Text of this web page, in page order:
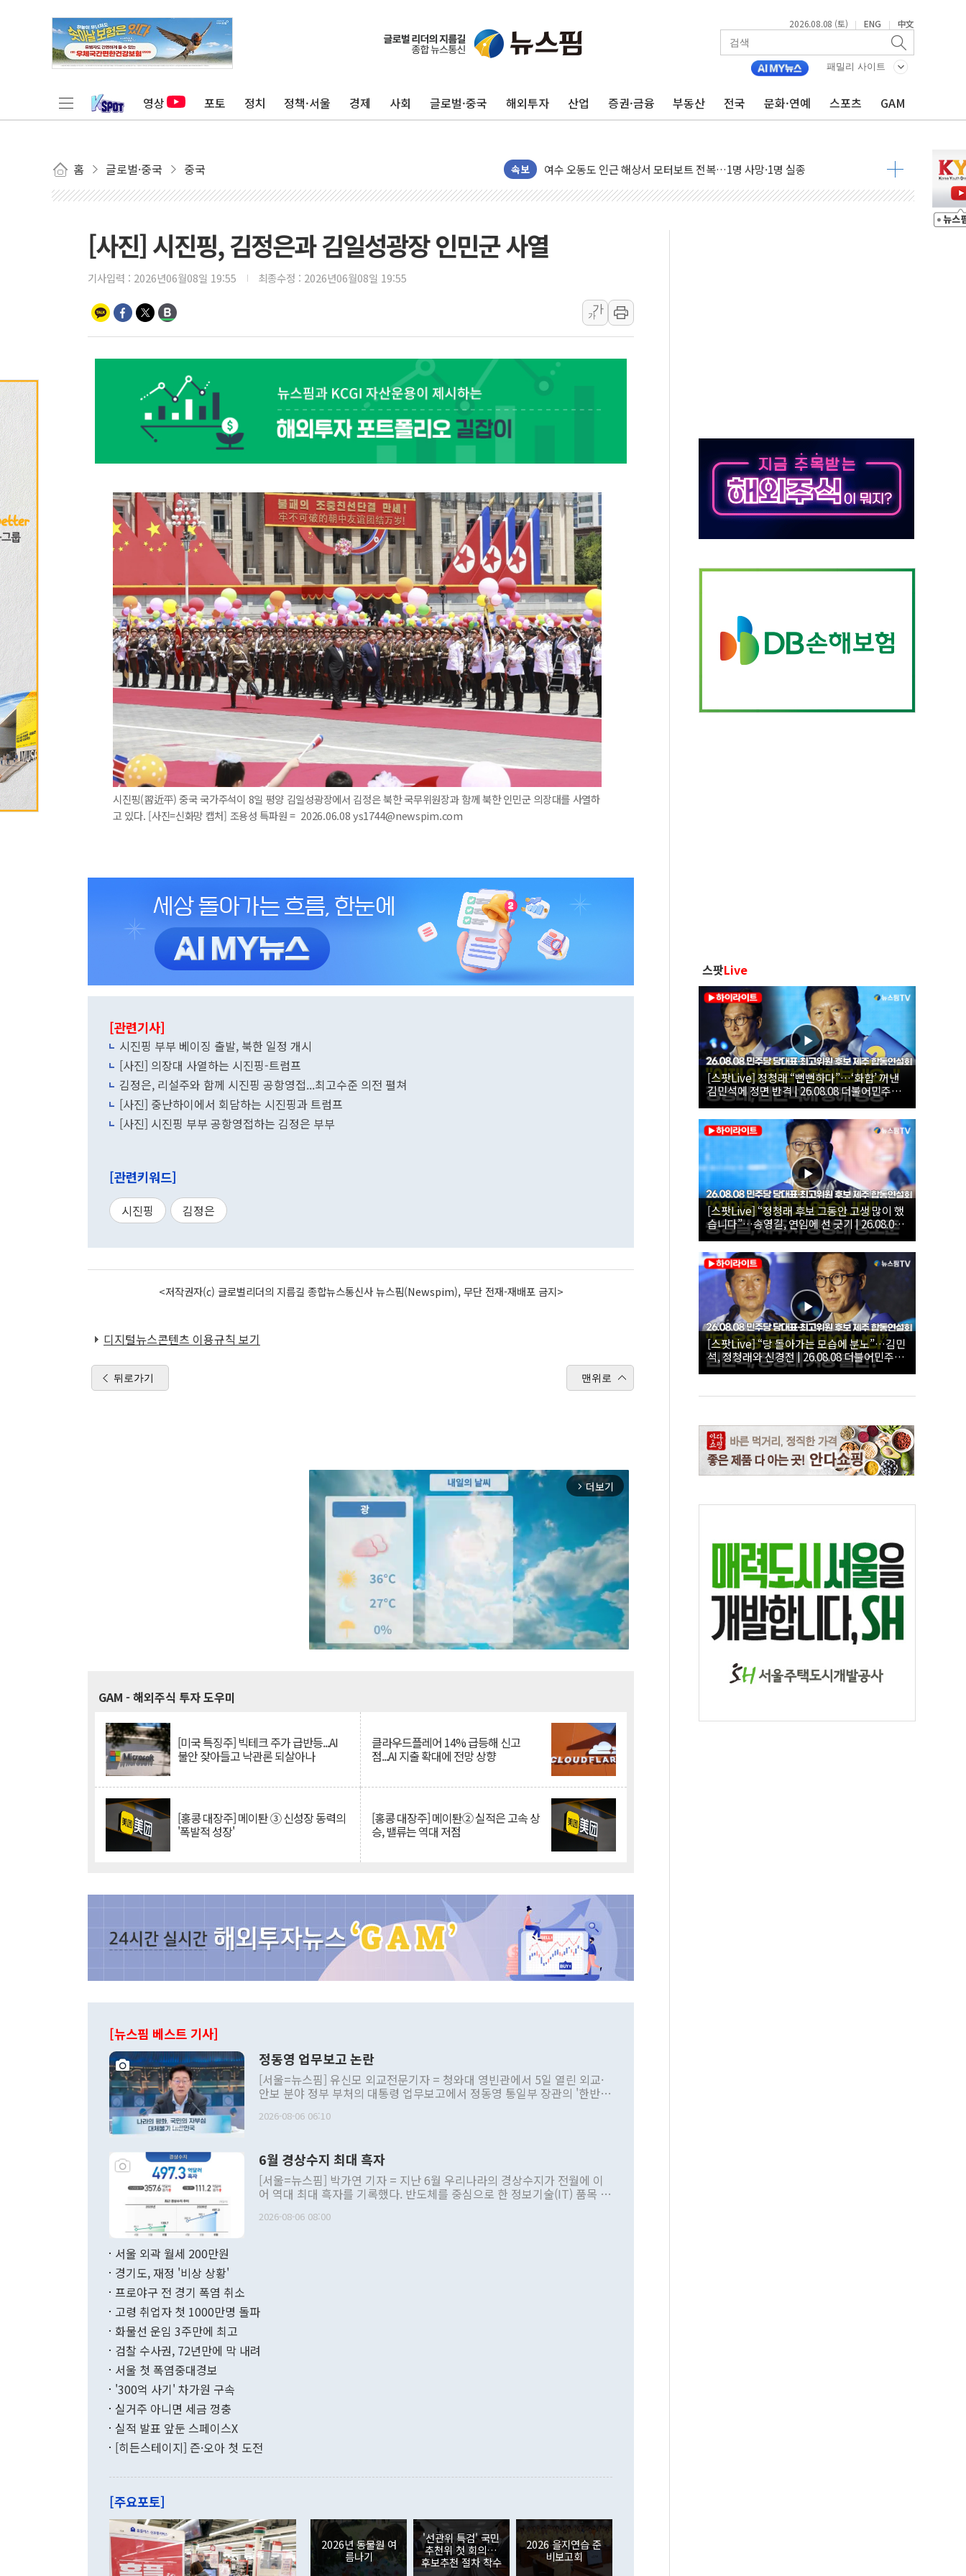
2026.08.08 (토) | ENG | 中文
패밀리 사이트
영상 포토 정치 정책·서울 경제 사회 글로벌·중국 해외투자 산업 증권·금융 부동산 전국 문화·연예 스포츠 GAM
홈 글로벌·중국 중국 속보
서울 중랑구 주택가서 흉기 난동…60대 남성 2명 숨져
여수 오동도 인근 해상서 모터보트 전복…1명 사망·1명 실종
추미애, '위안부' 피해자 기림의 날 참석..."국제적 시민 연대로 목소리 내야"
인천서 말다툼 중 어머니 흉기 살해 10대 아들 체포
'화합' 꺼낸 김민석에 '뻔뻔' 받아친 정청래…제주 연설서 신경전 고조
동해중부 전 해상 풍랑주의보…10일까지 최대 3.5m 높은 물결
연일 폭염에 온열질환 사망 23명…정부, 비상대응기구 가동
中 전방위 아파트 부양, 수도 베이징도 부동산 규제 철폐
인제 용대리 계곡서 수위 상승으로 피서객 7명 고립…전원 구조
동해시, 11~14일 '별똥별 멍' 운영…페르세우스 유성우 관측
강원 중·남부 동해안 시간당 50mm 이상 폭우…호우경보 발효
폭염에 車 운전면허 기능시험 오전 집중 편성…체감온도 38도 넘으면 중단
李대통령, 'ISA·주가누르기 방지법' 전면 재검토 지시
'호우 특보' 경북 울진 시간당 20~30mm 강한 비...가뭄 해소될 듯
주말 무더위·열대야 지속…내륙 곳곳 소나기
오세훈 "용산공원 주택 검토, 민주당 스스로 원칙 뒤집는 것"
[사진] 시진핑, 김정은과 김일성광장 인민군 사열
기사입력 : 2026년06월08일 19:55 최종수정 : 2026년06월08일 19:55
가
가
시진핑(習近平) 중국 국가주석이 8일 평양 김일성광장에서 김정은 북한 국무위원장과 함께 북한 인민군 의장대를 사열하
고 있다. [사진=신화망 캡처] 조용성 특파원 = 2026.06.08 ys1744@newspim.com
[관련기사]
시진핑 부부 베이징 출발, 북한 일정 개시
[사진] 의장대 사열하는 시진핑-트럼프
김정은, 리설주와 함께 시진핑 공항영접...최고수준 의전 펼쳐
[사진] 중난하이에서 회담하는 시진핑과 트럼프
[사진] 시진핑 부부 공항영접하는 김정은 부부
[관련키워드]
시진핑 김정은
<저작권자(c) 글로벌리더의 지름길 종합뉴스통신사 뉴스핌(Newspim), 무단 전재-재배포 금지>
디지털뉴스콘텐츠 이용규칙 보기
뒤로가기 맨위로
arrow_forward_ios 더보기
GAM - 해외주식 투자 도우미
[미국 특징주] 빅테크 주가 급반등...AI
불안 잦아들고 낙관론 되살아나
클라우드플레어 14% 급등해 신고
점...AI 지출 확대에 전망 상향
[홍콩 대장주] 메이퇀 ③ 신성장 동력의
'폭발적 성장'
[홍콩 대장주] 메이퇀② 실적은 고속 상
승, 밸류는 역대 저점
[뉴스핌 베스트 기사]
정동영 업무보고 논란
[서울=뉴스핌] 유신모 외교전문기자 = 청와대 영빈관에서 5일 열린 외교·
안보 분야 정부 부처의 대통령 업무보고에서 정동영 통일부 장관의 '한반도
발언 중에는 정부 내 조율을 거치지 않은 사안을 정책으로 추진하겠다고 공
주의적 희망에 근거한 비현실적 구상'이라는 비판을 내놨다. 그동안 정 장
관의 대북 정책 관련 발언이 물의를 빚은 적은 여러 번 있지만 대통령과 유
관 부처 장관이 공개적으로 부정적 입장을 표명한 것은 이례적이다. 정 장
관의 무리한 대북 접근법과 월권을 제어해야 한다는 목소리도 높아지고 있
다. [정동영 통일부 장관이 지난달 23일 오후 서울 종로구 정부서울청사에
무너졌다고도 했다. 또 "현 시점에서 흘러간 선(先)비핵화만 되뇌는 것은
함께 4자 대화의 동력을 확보하기 위해 최선을 다할 것"이라고 말했다. 하
"우리의 선의대로 하는 게 과연 한반도의 평화와 안정에 플러스냐, 결론적
관은 업무보고 사후 브리핑에서 정 장관이 언급한 '4자 회담'에 대해 "이상
이 9월 러시아 블라디보스토크에서 열리는 '동방경제포럼(EEF)'을 언급하
며 "정부 차원에서 (참석을) 검토하고 있다"고 발언한 데 대해서도 조 장관
은 "그것은 외교부의 몫"이라며 "아직 거기까지 진도가 나가지 않았다"고
잘랐다. 정 장관이 이날 소개한 대북 구상과 설명은 정부 내 조율을 거치지
않았다는 점에서 문제가 있다. 특히 주적 표현 대체와 국호 사용, 9·19 군
2026-08-06 06:10
6월 경상수지 최대 흑자
[서울=뉴스핌] 박가연 기자 = 지난 6월 우리나라의 경상수지가 전월에 이
어 역대 최대 흑자를 기록했다. 반도체를 중심으로 한 정보기술(IT) 품목 수
료=한국은행] 한국은행이 6일 발표한 '2026년 6월 국제수지(잠정)'에 따르
며 월간 기준 처음으로 1000억달러를 넘어섰다. 상품수입은 644억8000만
196.9% 급증했고 컴퓨터·주변기기(SSD)는 282.7% 증가했다. IT 품목
수출은 160.4% 늘었으며 비IT 품목도 ▲석유제품(47.5%) ▲화공품
기록했지만 지식재산권사용료수지는 전월 흑자에서 4억4000만달러 적자
로 전환됐다. 본원소득수지는 배당소득을 중심으로 32억7000만달러 흑자
는 배당수입이 늘어난 데다 전월 분기배당에 따른 기저효과로 배당지급이
였던 올해 3월(369억9000만달러)을 넘어선 것이다. 직접투자에서는 내국
인의 해외투자가 80억1000만달러, 외국인의 국내투자가 46억3000만달러
각각 증가했다. 증권투자에서는 외국인의 국내 주식 매도세가 이어졌다. 외
국인의 국내 주식 투자는 차익실현 매도 등의 영향으로 316억1000만달러
2026-08-06 08:00
서울 외곽 월세 200만원
경기도, 재정 '비상 상황'
프로야구 전 경기 폭염 취소
고령 취업자 첫 1000만명 돌파
화물선 운임 3주만에 최고
검찰 수사권, 72년만에 막 내려
서울 첫 폭염중대경보
'300억 사기' 차가원 구속
실거주 아니면 세금 껑충
실적 발표 앞둔 스페이스X
[히든스테이지] 즌·오아 첫 도전
[주요포토]
2026년 동물원 여
름나기
'선관위 특검' 국민
추천위 첫 회의…
후보추천 절차 착수
2026 을지연습 준
비보고회
스팟Live
[스팟Live] 정청래 “뻔뻔하다”…‘화합’ 꺼낸
김민석에 정면 반격 | 26.08.08 더불어민주당
당대표·최고위원 후보 제주 합동연설회
[스팟Live] “정청래 후보 그동안 고생 많이 했
습니다”…송영길, 연임에 선 긋기 | 26.08.08
더불어민주당 당대표·최고위원 후보 제주 합
동연설회
[스팟Live] “당 돌아가는 모습에 분노”…김민
석, 정청래와 신경전 | 26.08.08 더불어민주당
당대표·최고위원 후보 제주 합동연설회